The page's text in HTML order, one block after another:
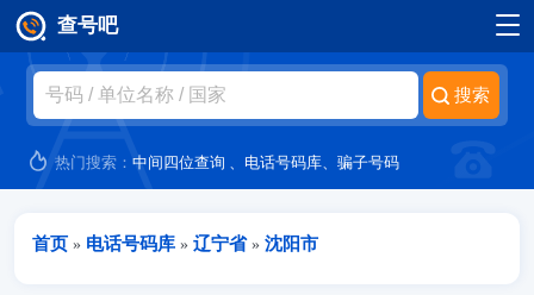
跳转到主要内容
查号吧
热门搜索：中间四位查询 、 电话号码库、骗子号码
当前位置
首页 » 电话号码库 » 辽宁省 » 沈阳市